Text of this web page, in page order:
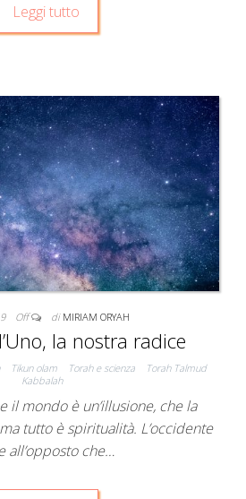
Leggi tutto
Off di MIRIAM ORYAH
la nostra radice
Tikun olam Torah e scienza
Torah Talmud
Kabbalah
il mondo è un’illusione, che la
tutto è spiritualità. L’occidente
all’opposto che…